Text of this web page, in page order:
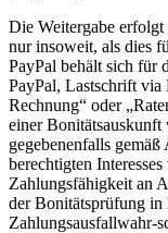
Die Weitergabe
nur insoweit, als dies
PayPal behält sich für
PayPal, Lastschrift via
Rechnung“ oder
einer
gegebenenfalls
berechtigten
Zahlungsfähigkeit an
der Bonitätsprüfung in
Zahlungsausfallwahr-